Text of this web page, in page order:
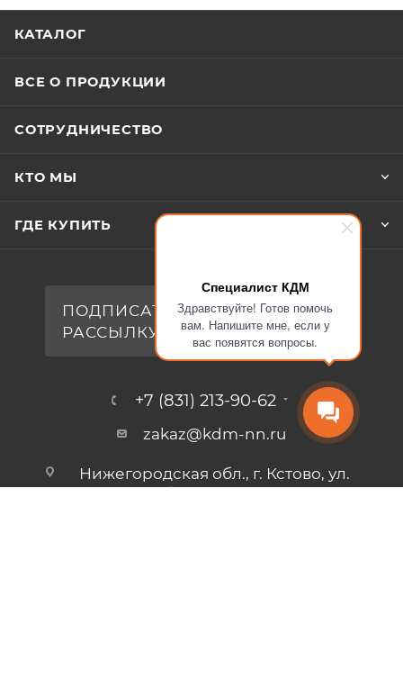
Специалист КДМ
Здравствуйте! Готов помочь
вам. Напишите мне, если у
вас появятся вопросы.
КАТАЛОГ
ВСЕ О ПРОДУКЦИИ
СОТРУДНИЧЕСТВО
КТО МЫ
ГДЕ КУПИТЬ
ПОДПИСАТЬСЯ НА
РАССЫЛКУ
+7 (831) 213-90-62
zakaz@kdm-nn.ru
Нижегородская обл., г. Кстово, ул.